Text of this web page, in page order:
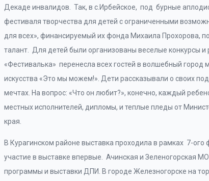
Декаде инвалидов. Так, в с.Ирбейское, под бурные
фестиваля творчества для детей с ограниченными
для всех», финансируемый их фонда Михаила Прохорова,
талант. Для детей были организованы веселые конкурсы
«Фестивалька» перенесла всех гостей в волшебный город
искусства «Это мы можем!». Дети рассказывали о своих
мечтах. На вопрос: «Что он любит?», конечно, каждый
местных исполнителей, дипломы, и теплые пледы от
края.
В Курагинском районе выставка проходила в рамках 7-
участие в выставке впервые. Ачинская и Зеленогорская
программы и выставки ДПИ. В городе Железногорске на